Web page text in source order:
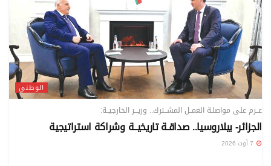
الوطني
عــزم على مواصلـة العمــل المشــترك.. وزيـــر الخارجيــة:
الجزائر- بيلاروسيا.. صداقـة تاريخيــة وشراكة استراتيجية